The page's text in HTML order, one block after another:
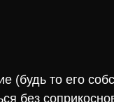
(будь то его
без